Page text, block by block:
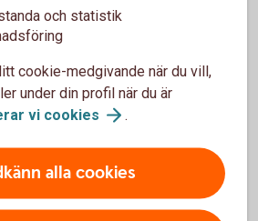
det du skriver på sidan blir synligt
kan röja din status som kund samt
till dig där vi ber dig att
Får du sådant meddelande
sig vara anställd i banken, kontakta
och statistik
cookie-medgivande när du vill,
under din profil när du är
vi cookies .
alla cookies